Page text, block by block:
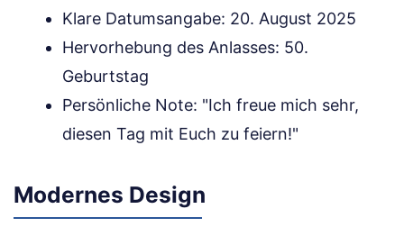
Klare Datumsangabe: 20. August 2025
Hervorhebung des Anlasses: 50.
Geburtstag
Persönliche Note: "Ich freue mich sehr,
diesen Tag mit Euch zu feiern!"
Modernes Design